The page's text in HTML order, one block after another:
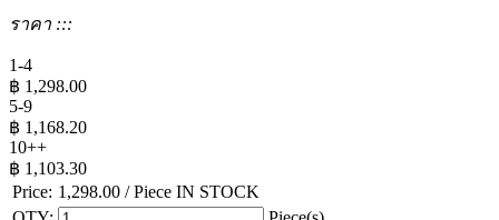
ราคา :::
1-4
฿ 1,298.00
5-9
฿ 1,168.20
10++
฿ 1,103.30
Price: 1,298.00 / Piece IN STOCK